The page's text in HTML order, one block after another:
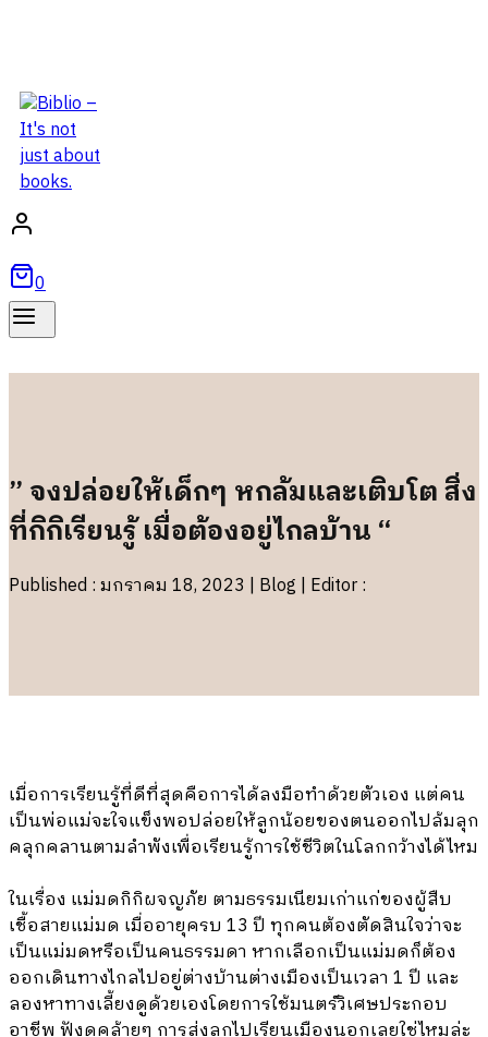
0
” จงปล่อยให้เด็กๆ หกล้มและเติบโต สิ่ง
ที่กิกิเรียนรู้ เมื่อต้องอยู่ไกลบ้าน “
Published : มกราคม 18, 2023 | Blog | Editor :
เมื่อการเรียนรู้ที่ดีที่สุดคือการได้ลงมือทำด้วยตัวเอง แต่คน
เป็นพ่อแม่จะใจแข็งพอปล่อยให้ลูกน้อยของตนออกไปล้มลุก
คลุกคลานตามลำพังเพื่อเรียนรู้การใช้ชีวิตในโลกกว้างได้ไหม
ในเรื่อง แม่มดกิกิผจญภัย ตามธรรมเนียมเก่าแก่ของผู้สืบ
เชื้อสายแม่มด เมื่ออายุครบ 13 ปี ทุกคนต้องตัดสินใจว่าจะ
เป็นแม่มดหรือเป็นคนธรรมดา หากเลือกเป็นแม่มดก็ต้อง
ออกเดินทางไกลไปอยู่ต่างบ้านต่างเมืองเป็นเวลา 1 ปี และ
ลองหาทางเลี้ยงดูด้วยเองโดยการใช้มนตร์วิเศษประกอบ
อาชีพ ฟังดูคล้ายๆ การส่งลูกไปเรียนเมืองนอกเลยใช่ไหมล่ะ